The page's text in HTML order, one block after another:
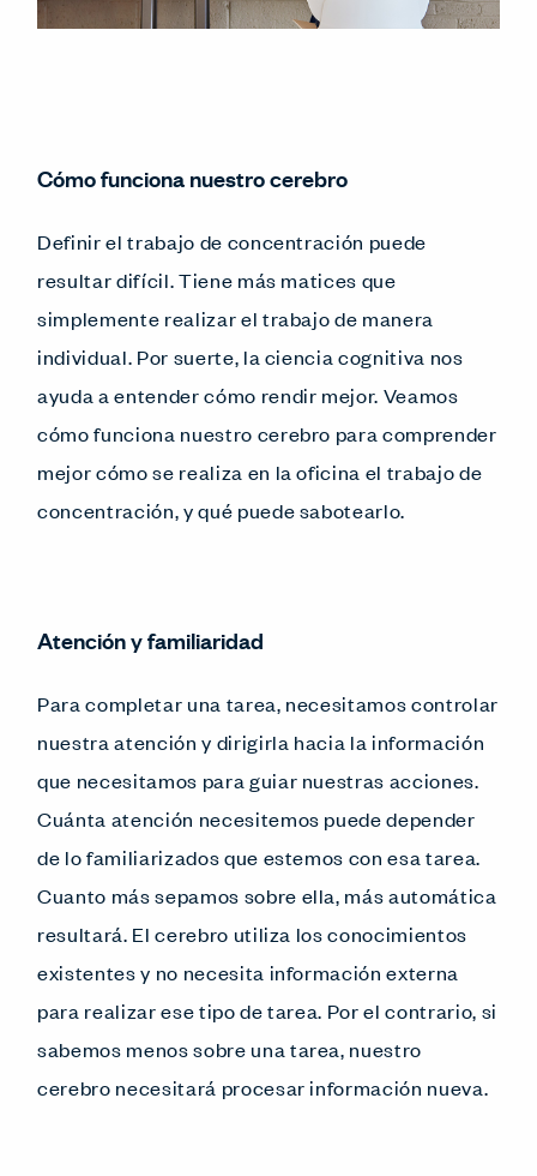
Cómo funciona nuestro cerebro
Definir el trabajo de concentración puede
resultar difícil. Tiene más matices que
simplemente realizar el trabajo de manera
individual. Por suerte, la ciencia cognitiva nos
ayuda a entender cómo rendir mejor. Veamos
cómo funciona nuestro cerebro para comprender
mejor cómo se realiza en la oficina el trabajo de
concentración, y qué puede sabotearlo.
Atención y familiaridad
Para completar una tarea, necesitamos controlar
nuestra atención y dirigirla hacia la información
que necesitamos para guiar nuestras acciones.
Cuánta atención necesitemos puede depender
de lo familiarizados que estemos con esa tarea.
Cuanto más sepamos sobre ella, más automática
resultará. El cerebro utiliza los conocimientos
existentes y no necesita información externa
para realizar ese tipo de tarea. Por el contrario, si
sabemos menos sobre una tarea, nuestro
cerebro necesitará procesar información nueva.